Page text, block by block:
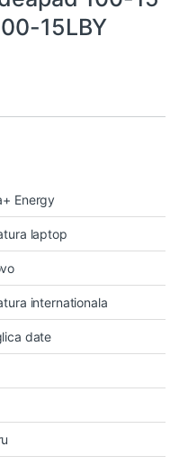
15LBY
Energy
laptop
internationala
date